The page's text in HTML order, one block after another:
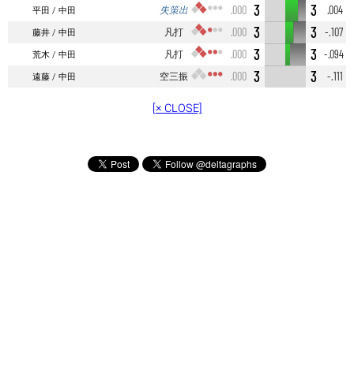
平田
中田 失策出 .000 3 3
.004
藤井
中田 凡打 .000 3 3
-.107
荒木
中田 凡打 .000 3 3 -.094
遠藤
中田 空三振 .000 3 3 -.111
[× CLOSE]